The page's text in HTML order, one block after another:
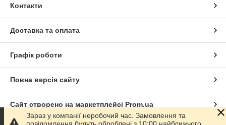
Контакти
Доставка та оплата
Графік роботи
Повна версія сайту
Сайт створено на маркетплейсі Prom.ua
Зараз у компанії неробочий час. Замовлення та